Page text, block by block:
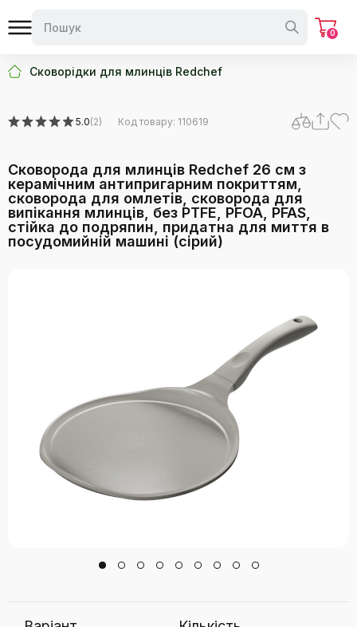
0
Сковорідки для млинців Redchef
5.0(2) Код товару: 110619
Сковорода для млинців Redchef 26 см з
керамічним антипригарним покриттям,
сковорода для омлетів, сковорода для
випікання млинців, без PTFE, PFOA, PFAS,
стійка до подряпин, придатна для миття в
посудомийній машині (сірий)